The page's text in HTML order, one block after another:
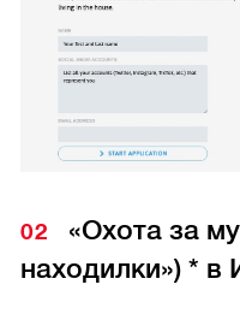
«Охота за
находилки») * в